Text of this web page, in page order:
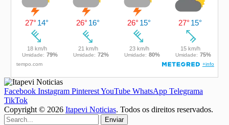
Facebook Instagram PinterestYouTube WhatsApp Telegrama
TikTok
Copyright © 2026 Itapevi Noticias. Todos os direitos reservados.
Enviar